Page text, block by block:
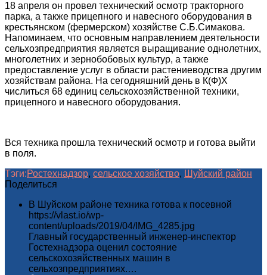
18 апреля он провел технический осмотр тракторного
парка, а также прицепного и навесного оборудования в
крестьянском (фермерском) хозяйстве С.Б.Симакова.
Напоминаем, что основным направлением деятельности
сельхозпредприятия является выращивание однолетних,
многолетних и зернобобовых культур, а также
предоставление услуг в области растениеводства другим
хозяйствам района. На сегодняшний день в К(Ф)Х
числиться 68 единиц сельскохозяйственной техники,
прицепного и навесного оборудования.
Вся техника прошла технический осмотр и готова выйти
в поля.
Тэги:Ростехнадзор, сельское хозяйство, Шуйский район
Поделиться
В Шуйском районе техника готова к посевной
https://vlast.io/wp-
content/uploads/2019/04/IMG_4285.jpg
Главный государственный инженер-инспектор
Гостехнадзора оценил состояние
сельскохозяйственных машин в
сельхозпредприятиях.…